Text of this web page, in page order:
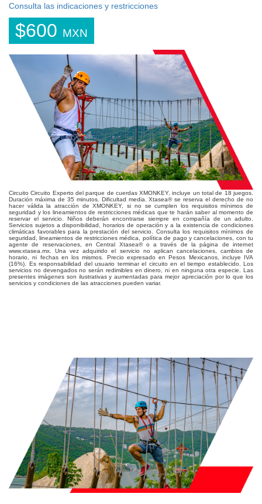
Consulta las indicaciones y restricciones
$600 MXN
Circuito Circuito Experto del parque de cuerdas XMONKEY, incluye un total de 18 juegos.
Duración máxima de 35 minutos. Dificultad media. Xtasea® se reserva el derecho de no
hacer válida la atracción de XMONKEY, si no se cumplen los requisitos mínimos de
seguridad y los lineamientos de restricciones médicas que te harán saber al momento de
reservar el servicio. Niños deberán encontrarse siempre en compañía de un adulto.
Servicios sujetos a disponibilidad, horarios de operación y a la existencia de condiciones
climáticas favorables para la prestación del servicio. Consulta los requisitos mínimos de
seguridad, lineamientos de restricciones médica, política de pago y cancelaciones, con tu
agente de reservaciones, en Central Xtasea® o a través de la página de internet
www.xtasea.mx. Una vez adquirido el servicio no aplican cancelaciones, cambios de
horario, ni fechas en los mismos. Precio expresado en Pesos Mexicanos, incluye IVA
(16%). Es responsabilidad del usuario terminar el circuito en el tiempo establecido. Los
servicios no devengados no serán redimibles en dinero, ni en ninguna otra especie. Las
presentes imágenes son ilustrativas y aumentadas para mejor apreciación por lo que los
servicios y condiciones de las atracciones pueden variar.